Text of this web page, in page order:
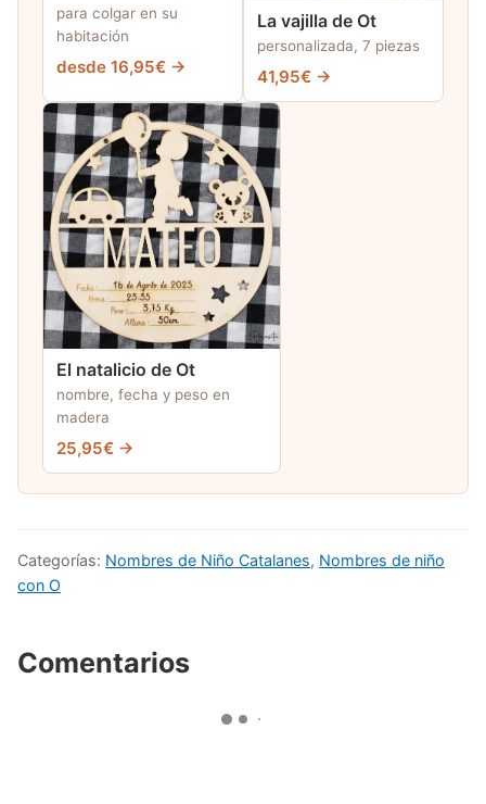
para colgar en su
habitación
desde 16,95€ →
La vajilla de Ot
personalizada, 7 piezas
41,95€ →
El natalicio de Ot
nombre, fecha y peso en
madera
25,95€ →
Categorías: Nombres de Niño Catalanes, Nombres de niño
con O
Comentarios